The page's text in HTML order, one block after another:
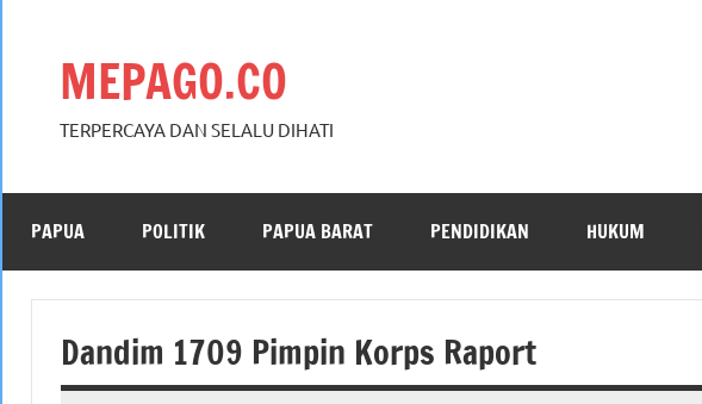
MEPAGO.CO
TERPERCAYA DAN SELALU DIHATI
PAPUA POLITIK PAPUA BARAT PENDIDIKAN HUKUM
Dandim 1709 Pimpin Korps Raport